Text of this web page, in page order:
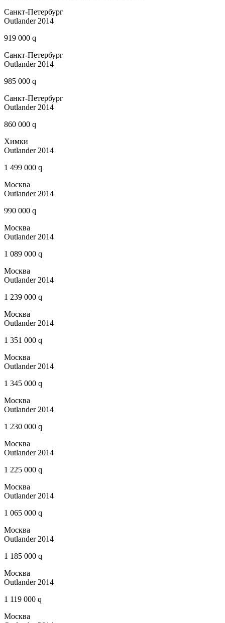
Санкт-Петербург
Outlander 2014
919 000 q
Санкт-Петербург
Outlander 2014
985 000 q
Санкт-Петербург
Outlander 2014
860 000 q
Химки
Outlander 2014
1 499 000 q
Москва
Outlander 2014
990 000 q
Москва
Outlander 2014
1 089 000 q
Москва
Outlander 2014
1 239 000 q
Москва
Outlander 2014
1 351 000 q
Москва
Outlander 2014
1 345 000 q
Москва
Outlander 2014
1 230 000 q
Москва
Outlander 2014
1 225 000 q
Москва
Outlander 2014
1 065 000 q
Москва
Outlander 2014
1 185 000 q
Москва
Outlander 2014
1 119 000 q
Москва